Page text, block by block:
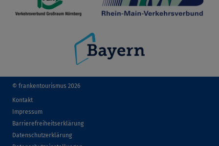
© frankentourismus 2026
Kontakt
Impressum
Barrierefreiheitserklärung
Datenschutzerklärung